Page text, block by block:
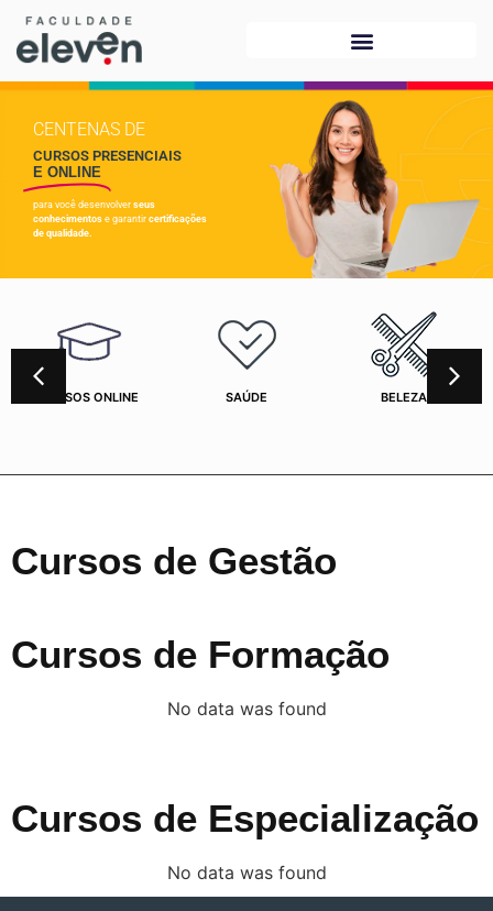
CENTENAS DE
CURSOS PRESENCIAIS
E ONLINE
para você desenvolver seus
conhecimentos e garantir certificações
de qualidade.
CURSOS ONLINE SAÚDE BELEZA
Cursos de Gestão
Cursos de Formação
No data was found
Cursos de Especialização
No data was found